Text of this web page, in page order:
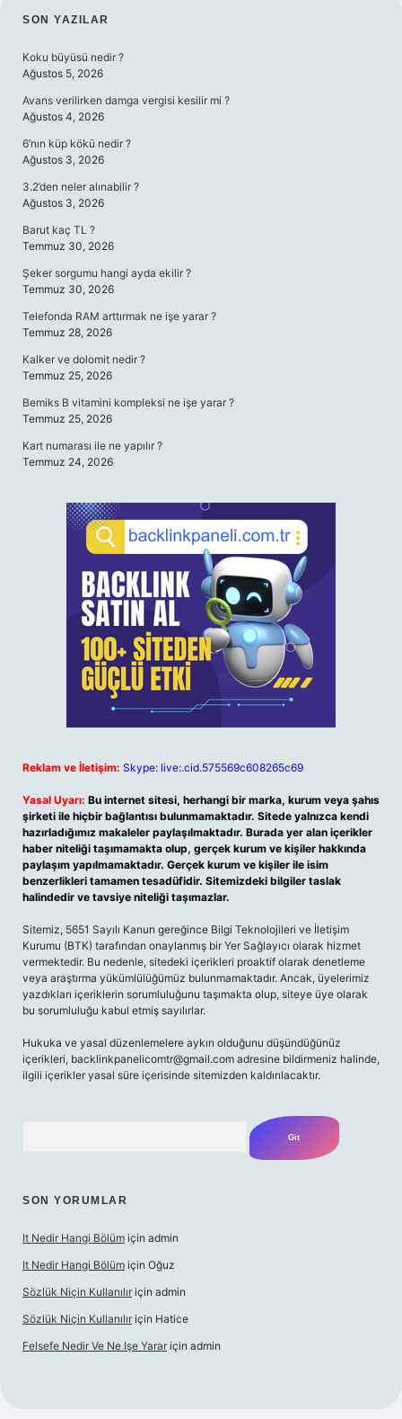
SIDEBAR
SON YAZILAR
Koku büyüsü nedir ?
Ağustos 5, 2026
Avans verilirken damga vergisi kesilir mi ?
Ağustos 4, 2026
6’nın küp kökü nedir ?
Ağustos 3, 2026
3.2’den neler alınabilir ?
Ağustos 3, 2026
Barut kaç TL ?
Temmuz 30, 2026
Şeker sorgumu hangi ayda ekilir ?
Temmuz 30, 2026
Telefonda RAM arttırmak ne işe yarar ?
Temmuz 28, 2026
Kalker ve dolomit nedir ?
Temmuz 25, 2026
Bemiks B vitamini kompleksi ne işe yarar ?
Temmuz 25, 2026
Kart numarası ile ne yapılır ?
Temmuz 24, 2026
Reklam ve İletişim: Skype: live:.cid.575569c608265c69
Yasal Uyarı: Bu internet sitesi, herhangi bir marka, kurum veya şahıs
şirketi ile hiçbir bağlantısı bulunmamaktadır. Sitede yalnızca kendi
hazırladığımız makaleler paylaşılmaktadır. Burada yer alan içerikler
haber niteliği taşımamakta olup, gerçek kurum ve kişiler hakkında
paylaşım yapılmamaktadır. Gerçek kurum ve kişiler ile isim
benzerlikleri tamamen tesadüfidir. Sitemizdeki bilgiler taslak
halindedir ve tavsiye niteliği taşımazlar.
Sitemiz, 5651 Sayılı Kanun gereğince Bilgi Teknolojileri ve İletişim
Kurumu (BTK) tarafından onaylanmış bir Yer Sağlayıcı olarak hizmet
vermektedir. Bu nedenle, sitedeki içerikleri proaktif olarak denetleme
veya araştırma yükümlülüğümüz bulunmamaktadır. Ancak, üyelerimiz
yazdıkları içeriklerin sorumluluğunu taşımakta olup, siteye üye olarak
bu sorumluluğu kabul etmiş sayılırlar.
Hukuka ve yasal düzenlemelere aykırı olduğunu düşündüğünüz
içerikleri, backlinkpanelicomtr@gmail.com adresine bildirmeniz halinde,
ilgili içerikler yasal süre içerisinde sitemizden kaldırılacaktır.
SON YORUMLAR
It Nedir Hangi Bölüm için admin
It Nedir Hangi Bölüm için Oğuz
Sözlük Niçin Kullanılır için admin
Sözlük Niçin Kullanılır için Hatice
Felsefe Nedir Ve Ne Işe Yarar için admin